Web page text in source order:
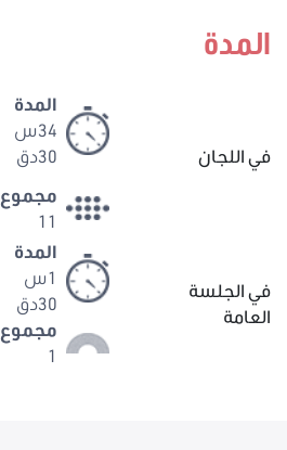
المدة
في اللجان
المدة
34س
30دق
مجموع
11
في الجلسة
العامة
المدة
1س
30دق
مجموع
1